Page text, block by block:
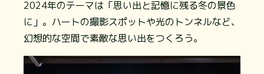
2024年のテーマは「思い出と記憶に残る冬の景色
に」。ハートの撮影スポットや光のトンネルなど、
幻想的な空間で素敵な思い出をつくろう。